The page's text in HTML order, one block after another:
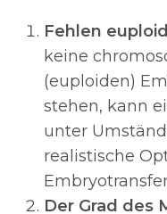
Fehlen
keine
(euploiden)
stehen, kann
unter
realistische
Der Grad des